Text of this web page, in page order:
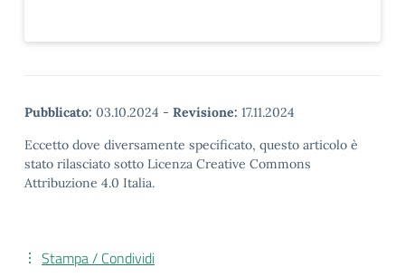
Pubblicato: 03.10.2024 - Revisione: 17.11.2024
Eccetto dove diversamente specificato, questo articolo è
stato rilasciato sotto Licenza Creative Commons
Attribuzione 4.0 Italia.
Stampa / Condividi